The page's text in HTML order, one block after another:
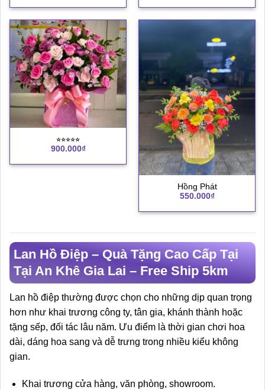
⭐︎⭐︎⭐︎⭐︎⭐︎
900.000₫
Hồng Phát
550.000₫
Lan Hồ Điệp – Quà Tặng Cao Cấp Tại
Tại An Khê Gia Lai – Free Ship 5km
Lan hồ điệp thường được chọn cho những dịp quan trọng
hơn như khai trương công ty, tân gia, khánh thành hoặc
tặng sếp, đối tác lâu năm. Ưu điểm là thời gian chơi hoa
dài, dáng hoa sang và dễ trưng trong nhiều kiểu không
gian.
Khai trương cửa hàng, văn phòng, showroom.